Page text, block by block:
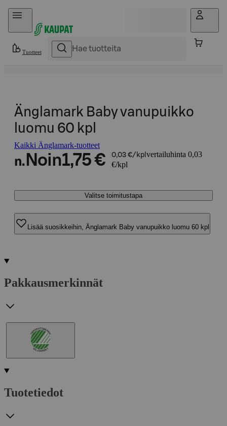
Hyppää sisältöön
Tuotteet
Änglamark Baby vanupuikko
luomu 60 kpl
Kaikki Änglamark-tuotteet
n. Noin1,75 € 0,03 €/kpl vertailuhinta 0,03
€/kpl
Valitse toimitustapa
Lisää suosikkeihin, Änglamark Baby vanupuikko luomu 60 kpl
Pakkausmerkinnät
Tuotetiedot